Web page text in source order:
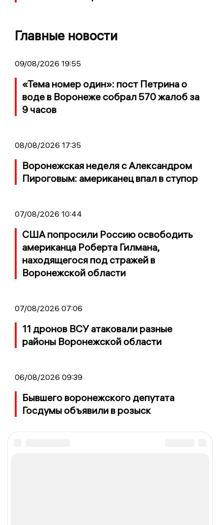
Главные новости
09/08/2026 19:55
«Тема номер один»: пост Петрина о
воде в Воронеже собрал 570 жалоб за
9 часов
08/08/2026 17:35
Воронежская неделя с Александром
Пироговым: американец впал в ступор
07/08/2026 10:44
США попросили Россию освободить
американца Роберта Гилмана,
находящегося под стражей в
Воронежской области
07/08/2026 07:06
11 дронов ВСУ атаковали разные
районы Воронежской области
06/08/2026 09:39
Бывшего воронежского депутата
Госдумы объявили в розыск